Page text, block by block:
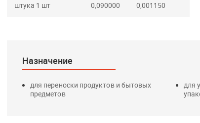
штука 1 шт 0,090000 0,001150
Назначение
для переноски продуктов и бытовых
предметов
для